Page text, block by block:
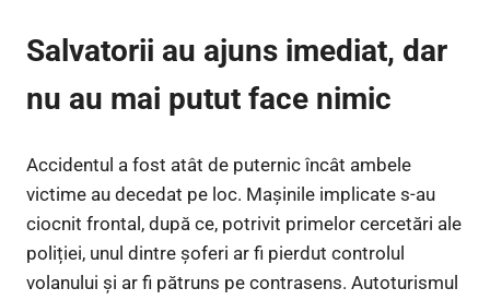
Salvatorii au ajuns imediat, dar
nu au mai putut face nimic
Accidentul a fost atât de puternic încât ambele
victime au decedat pe loc. Mașinile implicate s-au
ciocnit frontal, după ce, potrivit primelor cercetări ale
poliției, unul dintre șoferi ar fi pierdut controlul
volanului și ar fi pătruns pe contrasens. Autoturismul